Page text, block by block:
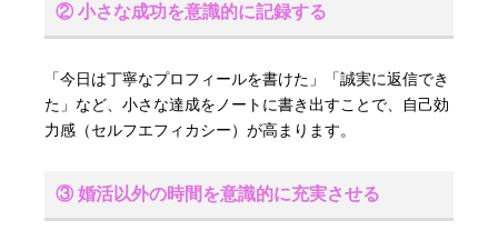
② 小さな成功を意識的に記録する
「今日は丁寧なプロフィールを書けた」「誠実に返信でき
た」など、小さな達成をノートに書き出すことで、自己効
力感（セルフエフィカシー）が高まります。
③ 婚活以外の時間を意識的に充実させる